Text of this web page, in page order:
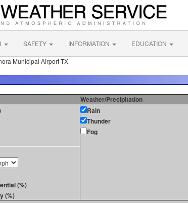
SAFETY INFORMATION EDUCATION
Municipal Airport TX
Weather/Precipitation
(%)
(%)
Rain
Thunder
Fog